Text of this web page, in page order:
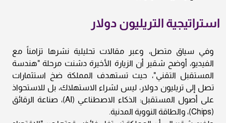
استراتيجية التريليون دولار
وفي سياق متصل، وعبر مقالات تحليلية نشرها تزامناً مع
الفيديو، أوضح شقير أن الزيارة الأخيرة دشنت مرحلة "هندسة
المستقبل التقني"، حيث تستهدف المملكة ضخ استثمارات
تصل إلى تريليون دولار، ليس لشراء الاستهلاك، بل للاستحواذ
على أصول المستقبل: الذكاء الاصطناعي (AI)، صناعة الرقائق
(Chips)، والطاقة النووية المدنية.